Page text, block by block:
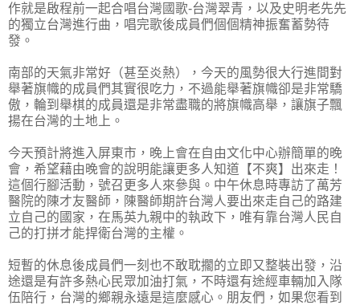
作就是啟程前一起合唱台灣國歌-台灣翠青，以及史明老先先
的獨立台灣進行曲，唱完歌後成員們個個精神振奮蓄勢待
發。
南部的天氣非常好（甚至炎熱），今天的風勢很大行進間對
舉著旗幟的成員們其實很吃力，不過能舉著旗幟卻是非常驕
傲，輪到舉棋的成員還是非常盡職的將旗幟高舉，讓旗子飄
揚在台灣的土地上。
今天預計將進入屏東市，晚上會在自由文化中心辦簡單的晚
會，希望藉由晚會的說明能讓更多人知道【不爽】出來走！
這個行腳活動，號召更多人來參與。中午休息時專訪了萬芳
醫院的陳才友醫師，陳醫師期許台灣人要出來走自己的路建
立自己的國家，在馬英九親中的執政下，唯有靠台灣人民自
己的打拼才能捍衛台灣的主權。
短暫的休息後成員們一刻也不敢耽擱的立即又整裝出發，沿
途還是有許多熱心民眾加油打氣，不時還有途經車輛加入隊
伍陪行，台灣的鄉親永遠是這麼感心。朋友們，如果您看到